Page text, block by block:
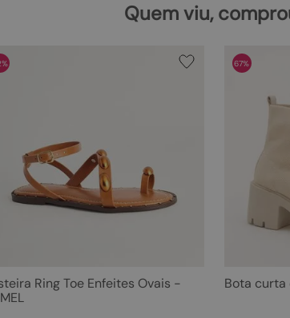
Quem viu,
Ring Toe Enfeites Ovais -
67%
Bota curta